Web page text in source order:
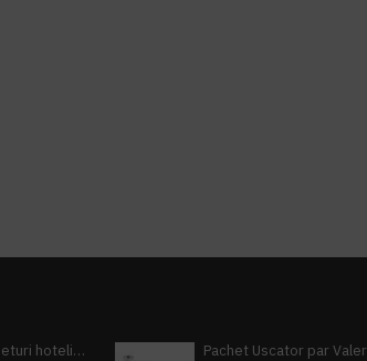
Pachet 100 seturi hoteliere, set dentar, set barbierit, casca de dus, pila unghii, set cusut